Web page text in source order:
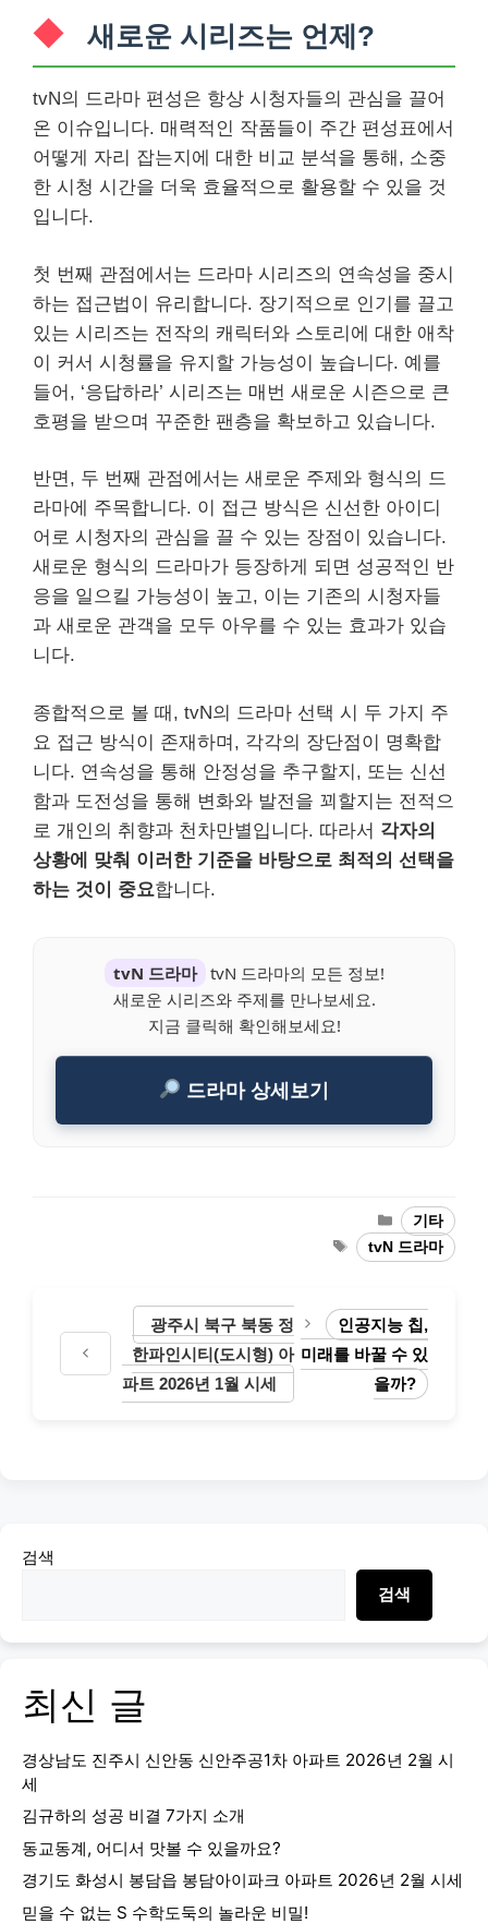
새로운 시리즈는 언제?
tvN의 드라마 편성은 항상 시청자들의 관심을 끌어
온 이슈입니다. 매력적인 작품들이 주간 편성표에서
어떻게 자리 잡는지에 대한 비교 분석을 통해, 소중
한 시청 시간을 더욱 효율적으로 활용할 수 있을 것
입니다.
첫 번째 관점에서는 드라마 시리즈의 연속성을 중시
하는 접근법이 유리합니다. 장기적으로 인기를 끌고
있는 시리즈는 전작의 캐릭터와 스토리에 대한 애착
이 커서 시청률을 유지할 가능성이 높습니다. 예를
들어, ‘응답하라’ 시리즈는 매번 새로운 시즌으로 큰
호평을 받으며 꾸준한 팬층을 확보하고 있습니다.
반면, 두 번째 관점에서는 새로운 주제와 형식의 드
라마에 주목합니다. 이 접근 방식은 신선한 아이디
어로 시청자의 관심을 끌 수 있는 장점이 있습니다.
새로운 형식의 드라마가 등장하게 되면 성공적인 반
응을 일으킬 가능성이 높고, 이는 기존의 시청자들
과 새로운 관객을 모두 아우를 수 있는 효과가 있습
니다.
종합적으로 볼 때, tvN의 드라마 선택 시 두 가지 주
요 접근 방식이 존재하며, 각각의 장단점이 명확합
니다. 연속성을 통해 안정성을 추구할지, 또는 신선
함과 도전성을 통해 변화와 발전을 꾀할지는 전적으
로 개인의 취향과 천차만별입니다. 따라서 각자의
상황에 맞춰 이러한 기준을 바탕으로 최적의 선택을
하는 것이 중요합니다.
tvN 드라마
tvN 드라마의 모든 정보!
새로운 시리즈와 주제를 만나보세요.
지금 클릭해 확인해보세요!
드라마 상세보기
Categories
기타
Tags
tvN 드라마
광주시 북구 북동 정
한파인시티(도시형) 아
파트 2026년 1월 시세
인공지능 칩,
미래를 바꿀 수 있
을까?
검색
검색
최신 글
경상남도 진주시 신안동 신안주공1차 아파트 2026년 2월 시
세
김규하의 성공 비결 7가지 소개
동교동계, 어디서 맛볼 수 있을까요?
경기도 화성시 봉담읍 봉담아이파크 아파트 2026년 2월 시세
믿을 수 없는 S 수학도둑의 놀라운 비밀!